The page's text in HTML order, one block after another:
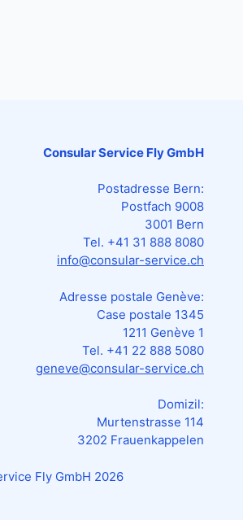
Consular Service Fly GmbH
Postadresse Bern:
Postfach 9008
3001 Bern
Tel. +41 31 888 8080
info@consular-service.ch
Adresse postale Genève:
Case postale 1345
1211 Genève 1
Tel. +41 22 888 5080
geneve@consular-service.ch
Domizil:
Murtenstrasse 114
3202 Frauenkappelen
Fly GmbH 2026